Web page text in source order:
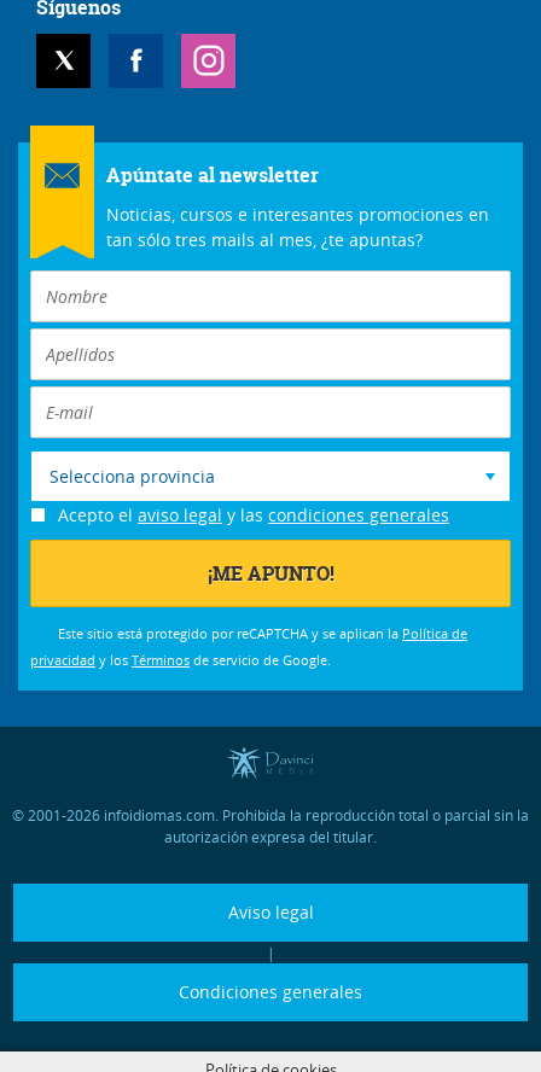
Síguenos
Apúntate al newsletter
Noticias, cursos e interesantes promociones en
tan sólo tres mails al mes, ¿te apuntas?
Selecciona provincia
Acepto el aviso legal y las condiciones generales
Este sitio está protegido por reCAPTCHA y se aplican la Política de
privacidad y los Términos de servicio de Google.
© 2001-2026 infoidiomas.com. Prohibida la reproducción total o parcial sin la
autorización expresa del titular.
Aviso legal
|
Condiciones generales